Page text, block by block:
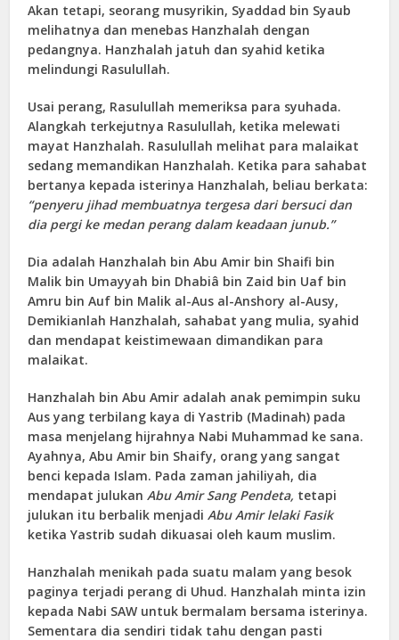
Akan tetapi, seorang musyrikin, Syaddad bin Syaub
melihatnya dan menebas Hanzhalah dengan
pedangnya. Hanzhalah jatuh dan syahid ketika
melindungi Rasulullah.
Usai perang, Rasulullah memeriksa para syuhada.
Alangkah terkejutnya Rasulullah, ketika melewati
mayat Hanzhalah. Rasulullah melihat para malaikat
sedang memandikan Hanzhalah. Ketika para sahabat
bertanya kepada isterinya Hanzhalah, beliau berkata:
“penyeru jihad membuatnya tergesa dari bersuci dan
dia pergi ke medan perang dalam keadaan junub.”
Dia adalah Hanzhalah bin Abu Amir bin Shaifi bin
Malik bin Umayyah bin Dhabiâ bin Zaid bin Uaf bin
Amru bin Auf bin Malik al-Aus al-Anshory al-Ausy,
Demikianlah Hanzhalah, sahabat yang mulia, syahid
dan mendapat keistimewaan dimandikan para
malaikat.
Hanzhalah bin Abu Amir adalah anak pemimpin suku
Aus yang terbilang kaya di Yastrib (Madinah) pada
masa menjelang hijrahnya Nabi Muhammad ke sana.
Ayahnya, Abu Amir bin Shaify, orang yang sangat
benci kepada Islam. Pada zaman jahiliyah, dia
mendapat julukan Abu Amir Sang Pendeta, tetapi
julukan itu berbalik menjadi Abu Amir lelaki Fasik
ketika Yastrib sudah dikuasai oleh kaum muslim.
Hanzhalah menikah pada suatu malam yang besok
paginya terjadi perang di Uhud. Hanzhalah minta izin
kepada Nabi SAW untuk bermalam bersama isterinya.
Sementara dia sendiri tidak tahu dengan pasti